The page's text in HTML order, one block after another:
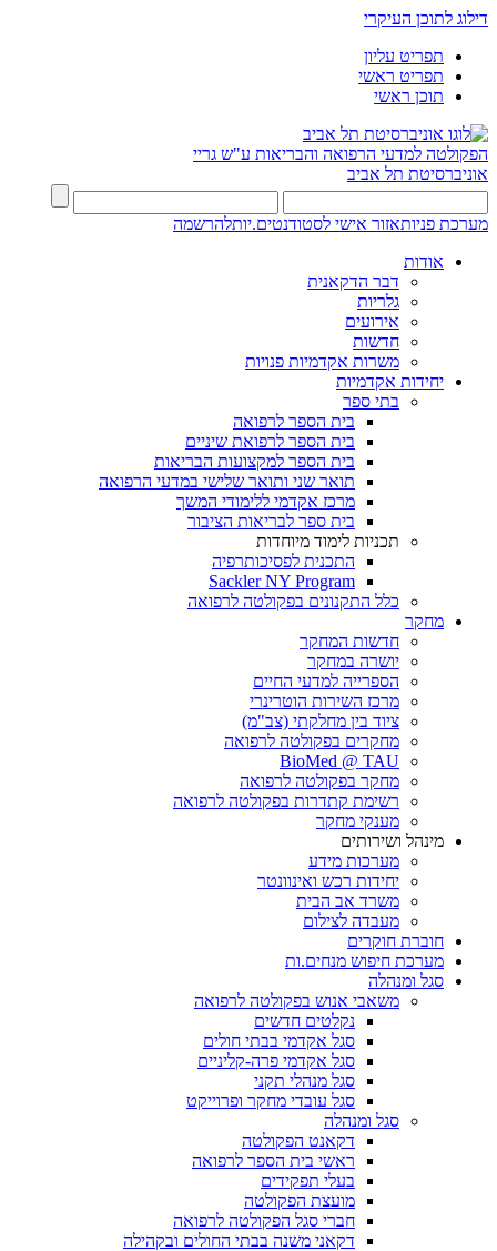
דילוג לתוכן העיקרי
תפריט עליון
תפריט ראשי
תוכן ראשי
הפקולטה למדעי הרפואה והבריאות ע"ש גריי
אוניברסיטת תל אביב
מערכת פניותאזור אישי לסטודנטים.יותלהרשמה
אודות
דבר הדקאנית
גלריות
אירועים
חדשות
משרות אקדמיות פנויות
יחידות אקדמיות
בתי ספר
בית הספר לרפואה
בית הספר לרפואת שיניים
בית הספר למקצועות הבריאות
תואר שני ותואר שלישי במדעי הרפואה
מרכז אקדמי ללימודי המשך
בית ספר לבריאות הציבור
תכניות לימוד מיוחדות
התכנית לפסיכותרפיה
Sackler NY Program
כלל התקנונים בפקולטה לרפואה
מחקר
חדשות המחקר
יושרה במחקר
הספרייה למדעי החיים
מרכז השירות הוטרינרי
ציוד בין מחלקתי (צב"מ)
מחקרים בפקולטה לרפואה
BioMed @ TAU
מחקר בפקולטה לרפואה
רשימת קתדרות בפקולטה לרפואה
מענקי מחקר
מינהל ושירותים
מערכות מידע
יחידות רכש ואינוונטר
משרד אב הבית
מעבדה לצילום
חוברת חוקרים
מערכת חיפוש מנחים.ות
סגל ומנהלה
משאבי אנוש בפקולטה לרפואה
נקלטים חדשים
סגל אקדמי בבתי חולים
סגל אקדמי פרה-קליניים
סגל מנהלי תקני
סגל עובדי מחקר ופרוייקט
סגל ומנהלה
דקאנט הפקולטה
ראשי בית הספר לרפואה
בעלי תפקידים
מועצת הפקולטה
חברי סגל הפקולטה לרפואה
דקאני משנה בבתי החולים ובקהילה